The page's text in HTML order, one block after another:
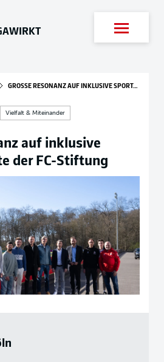
Suche
GROSSE RESONANZ AUF INKLUSIVE SPORTANGEBOTE DER FC-STIFTUNG
Vielfalt & Miteinander
auf inklusive
der FC-Stiftung